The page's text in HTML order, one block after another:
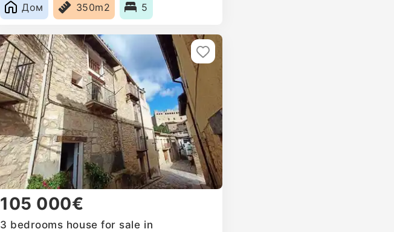
Дом
350m2 5
105 000€
3 bedrooms house for sale in